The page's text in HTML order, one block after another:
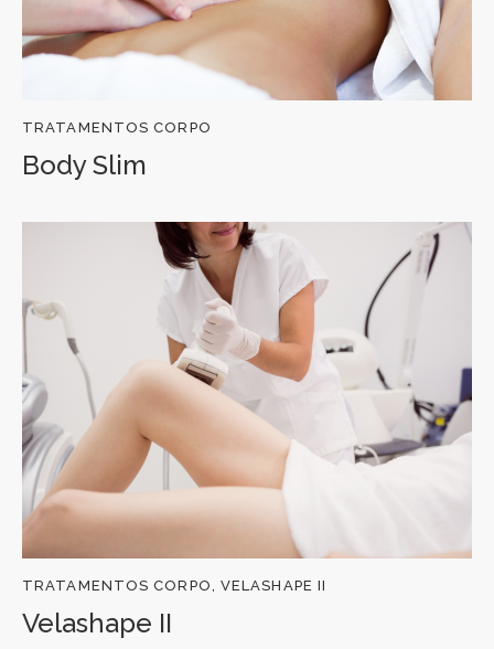
Body Slim
TRATAMENTOS CORPO
Velashape II
TRATAMENTOS CORPO, VELASHAPE II